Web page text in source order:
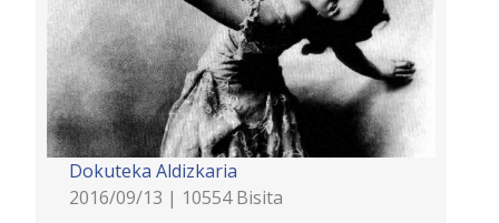
Dokuteka Aldizkaria
2016/09/13 | 10554 Bisita